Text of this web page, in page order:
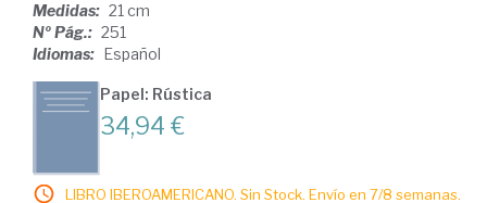
Medidas: 21 cm
Nº Pág.: 251
Idiomas: Español
Papel: Rústica
34,94 €
LIBRO IBEROAMERICANO. Sin Stock. Envío en 7/8 semanas.